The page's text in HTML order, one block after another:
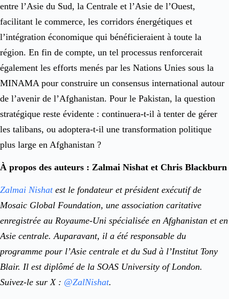
entre l’Asie du Sud, la Centrale et l’Asie de l’Ouest,
facilitant le commerce, les corridors énergétiques et
l’intégration économique qui bénéficieraient à toute la
région. En fin de compte, un tel processus renforcerait
également les efforts menés par les Nations Unies sous la
MINAMA pour construire un consensus international autour
de l’avenir de l’Afghanistan. Pour le Pakistan, la question
stratégique reste évidente : continuera-t-il à tenter de gérer
les talibans, ou adoptera-t-il une transformation politique
plus large en Afghanistan ?
À propos des auteurs : Zalmai Nishat et Chris Blackburn
Zalmai Nishatest le fondateur et président exécutif de
Mosaic Global Foundation, une association caritative
enregistrée au Royaume-Uni spécialisée en Afghanistan et en
Asie centrale. Auparavant, il a été responsable du
programme pour l’Asie centrale et du Sud à l’Institut Tony
Blair. Il est diplômé de la SOAS University of London.
Suivez-le sur X : @ZalNishat.